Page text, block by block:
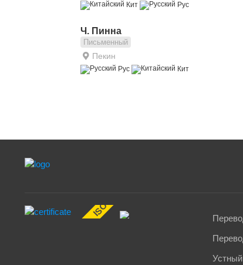
Кит Рус
Ч. Пинна
Письменный
Пекин
Рус Кит
ISO 17100:2015